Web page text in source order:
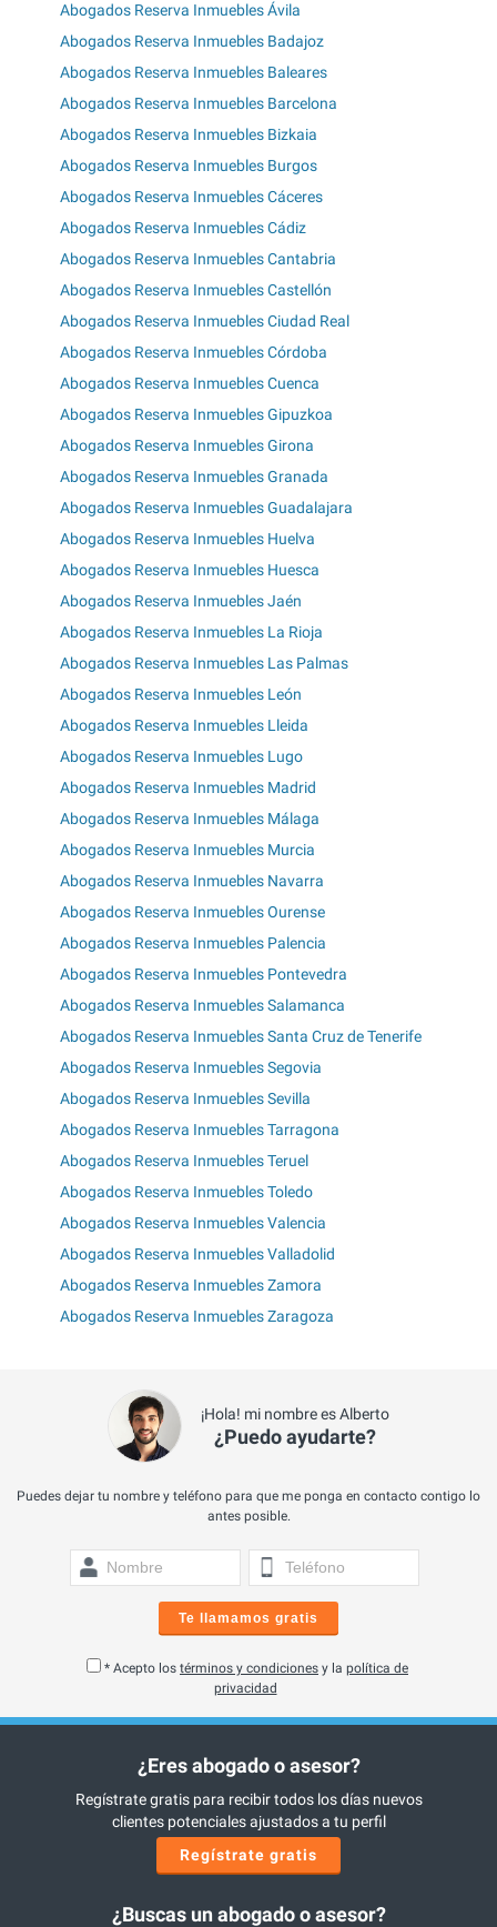
Abogados Reserva Inmuebles Ávila
Abogados Reserva Inmuebles Badajoz
Abogados Reserva Inmuebles Baleares
Abogados Reserva Inmuebles Barcelona
Abogados Reserva Inmuebles Bizkaia
Abogados Reserva Inmuebles Burgos
Abogados Reserva Inmuebles Cáceres
Abogados Reserva Inmuebles Cádiz
Abogados Reserva Inmuebles Cantabria
Abogados Reserva Inmuebles Castellón
Abogados Reserva Inmuebles Ciudad Real
Abogados Reserva Inmuebles Córdoba
Abogados Reserva Inmuebles Cuenca
Abogados Reserva Inmuebles Gipuzkoa
Abogados Reserva Inmuebles Girona
Abogados Reserva Inmuebles Granada
Abogados Reserva Inmuebles Guadalajara
Abogados Reserva Inmuebles Huelva
Abogados Reserva Inmuebles Huesca
Abogados Reserva Inmuebles Jaén
Abogados Reserva Inmuebles La Rioja
Abogados Reserva Inmuebles Las Palmas
Abogados Reserva Inmuebles León
Abogados Reserva Inmuebles Lleida
Abogados Reserva Inmuebles Lugo
Abogados Reserva Inmuebles Madrid
Abogados Reserva Inmuebles Málaga
Abogados Reserva Inmuebles Murcia
Abogados Reserva Inmuebles Navarra
Abogados Reserva Inmuebles Ourense
Abogados Reserva Inmuebles Palencia
Abogados Reserva Inmuebles Pontevedra
Abogados Reserva Inmuebles Salamanca
Abogados Reserva Inmuebles Santa Cruz de Tenerife
Abogados Reserva Inmuebles Segovia
Abogados Reserva Inmuebles Sevilla
Abogados Reserva Inmuebles Tarragona
Abogados Reserva Inmuebles Teruel
Abogados Reserva Inmuebles Toledo
Abogados Reserva Inmuebles Valencia
Abogados Reserva Inmuebles Valladolid
Abogados Reserva Inmuebles Zamora
Abogados Reserva Inmuebles Zaragoza
¡Hola! mi nombre es Alberto
¿Puedo ayudarte?
Puedes dejar tu nombre y teléfono para que me ponga en contacto contigo lo
antes posible.
Te llamamos gratis
* Acepto los términos y condiciones y la política de
privacidad
¿Eres abogado o asesor?
Regístrate gratis para recibir todos los días nuevos
clientes potenciales ajustados a tu perfil
Regístrate gratis
¿Buscas un abogado o asesor?